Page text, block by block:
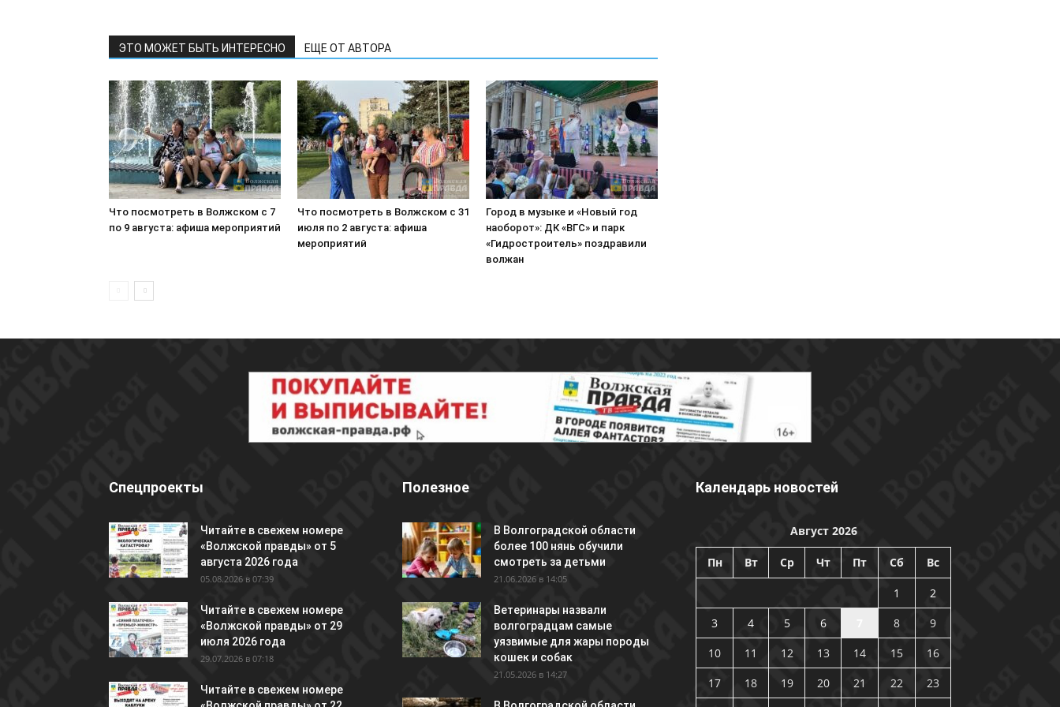
ЭТО МОЖЕТ БЫТЬ ИНТЕРЕСНО ЕЩЕ ОТ АВТОРА
Что посмотреть в Волжском с 7
по 9 августа: афиша мероприятий
Что посмотреть в Волжском с 31
июля по 2 августа: афиша
мероприятий
Город в музыке и «Новый год
наоборот»: ДК «ВГС» и парк
«Гидростроитель» поздравили
волжан
Спецпроекты
Читайте в свежем номере
«Волжской правды» от 5
августа 2026 года
05.08.2026 в 07:39
Читайте в свежем номере
«Волжской правды» от 29
июля 2026 года
29.07.2026 в 07:18
Читайте в свежем номере
Полезное
В Волгоградской области
более 100 нянь обучили
смотреть за детьми
21.06.2026 в 14:05
Ветеринары назвали
волгоградцам самые
уязвимые для жары породы
кошек и собак
21.05.2026 в 14:27
Календарь новостей
Август 2026
Пн Вт Ср Чт Пт Сб Вс
1
2
3
4 5 6 8
9
10
11 12 13 14 15
16
17
18 19 20 21 22
23